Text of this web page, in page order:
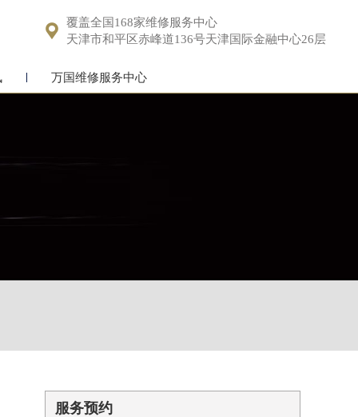

覆盖全国168家维修服务中心
天津市和平区赤峰道136号天津国际金融中心26层
万国维修服务中心
服务预约